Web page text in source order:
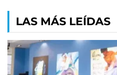
LAS MÁS LEÍDAS